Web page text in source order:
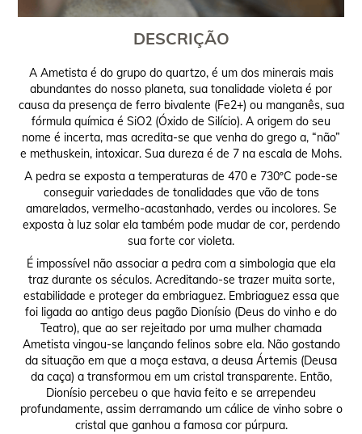
DESCRIÇÃO
A Ametista é do grupo do quartzo, é um dos minerais mais
abundantes do nosso planeta, sua tonalidade violeta é por
causa da presença de ferro bivalente (Fe2+) ou manganês, sua
fórmula química é SiO2 (Óxido de Silício). A origem do seu
nome é incerta, mas acredita-se que venha do grego a, “não”
e methuskein, intoxicar. Sua dureza é de 7 na escala de Mohs.
A pedra se exposta a temperaturas de 470 e 730ºC pode-se
conseguir variedades de tonalidades que vão de tons
amarelados, vermelho-acastanhado, verdes ou incolores. Se
exposta à luz solar ela também pode mudar de cor, perdendo
sua forte cor violeta.
É impossível não associar a pedra com a simbologia que ela
traz durante os séculos. Acreditando-se trazer muita sorte,
estabilidade e proteger da embriaguez. Embriaguez essa que
foi ligada ao antigo deus pagão Dionísio (Deus do vinho e do
Teatro), que ao ser rejeitado por uma mulher chamada
Ametista vingou-se lançando felinos sobre ela. Não gostando
da situação em que a moça estava, a deusa Ártemis (Deusa
da caça) a transformou em um cristal transparente. Então,
Dionísio percebeu o que havia feito e se arrependeu
profundamente, assim derramando um cálice de vinho sobre o
cristal que ganhou a famosa cor púrpura.